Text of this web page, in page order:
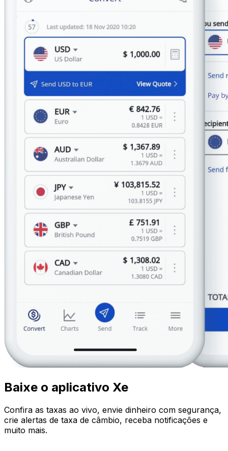
Baixe o aplicativo Xe
Confira as taxas ao vivo, envie dinheiro com segurança,
crie alertas de taxa de câmbio, receba notificações e
muito mais.